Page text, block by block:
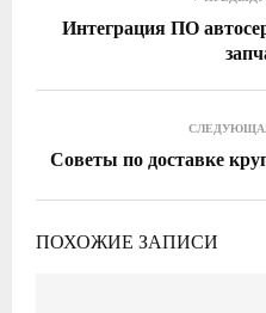
Интеграция ПО
Советы по доставке
ПОХОЖИЕ ЗАПИСИ